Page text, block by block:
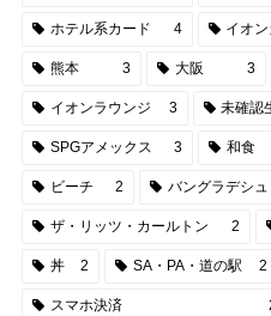
ホテル系カード 4 イオ
熊本 3 大阪 3
イオンラウンジ 3 未確認
SPGアメックス 3 和食
ビーチ 2 バングラデシュ
ザ・リッツ・カールトン 2
丼 2 SA・PA・道の駅 2
スマホ決済